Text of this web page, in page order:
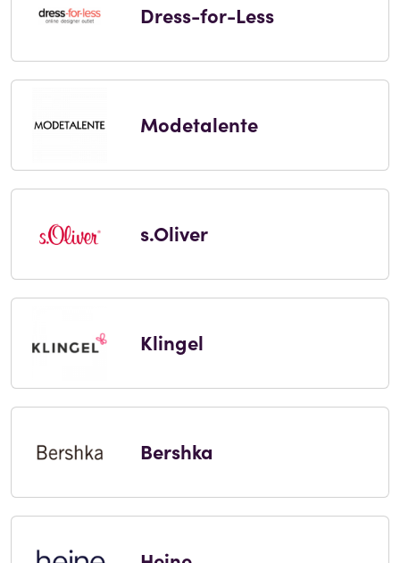
Dress-for-Less
Modetalente
s.Oliver
Klingel
Bershka